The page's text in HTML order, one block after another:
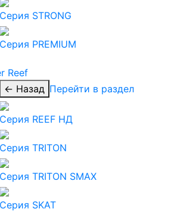
Серия STRONG
Серия PREMIUM
Reef
← Назад Перейти в раздел
Серия REEF НД
Серия TRITON
Серия TRITON SMAX
Серия SKAT